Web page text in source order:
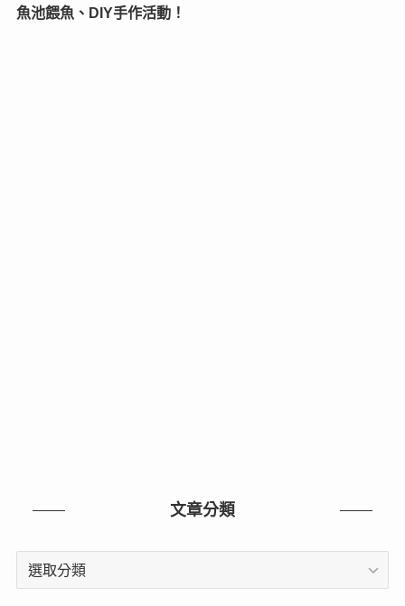
魚池餵魚、DIY手作活動！
文章分類
文